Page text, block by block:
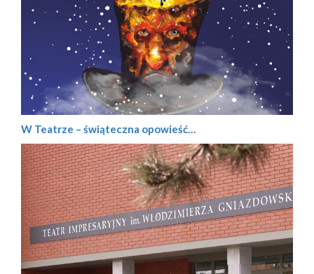
W Teatrze – świąteczna opowieść…